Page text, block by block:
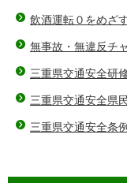
飲酒運転０をめざ
無事故・無違反チ
三重県交通安全研
三重県交通安全県
三重県交通安全条例